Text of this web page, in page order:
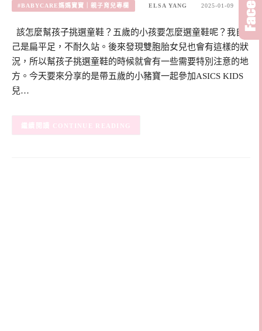
#BABYCARE媽媽寶寶｜親子育兒專欄 ELSA YANG 2025-01-09
該怎麼幫孩子挑選童鞋？五歲的小孩要怎麼選童鞋呢？我自
己是扁平足，不耐久站。後來發現雙胞胎女兒也會有這樣的狀
況，所以幫孩子挑選童鞋的時候就會有一些需要特別注意的地
方。今天要來分享的是帶五歲的小豬寶一起參加ASICS KIDS
兒…
CONTINUE READING